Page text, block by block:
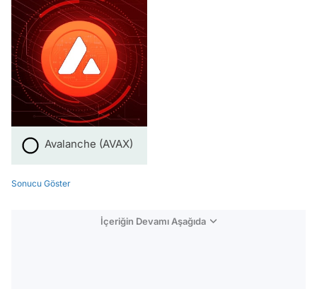
Avalanche (AVAX)
Sonucu Göster
İçeriğin Devamı Aşağıda